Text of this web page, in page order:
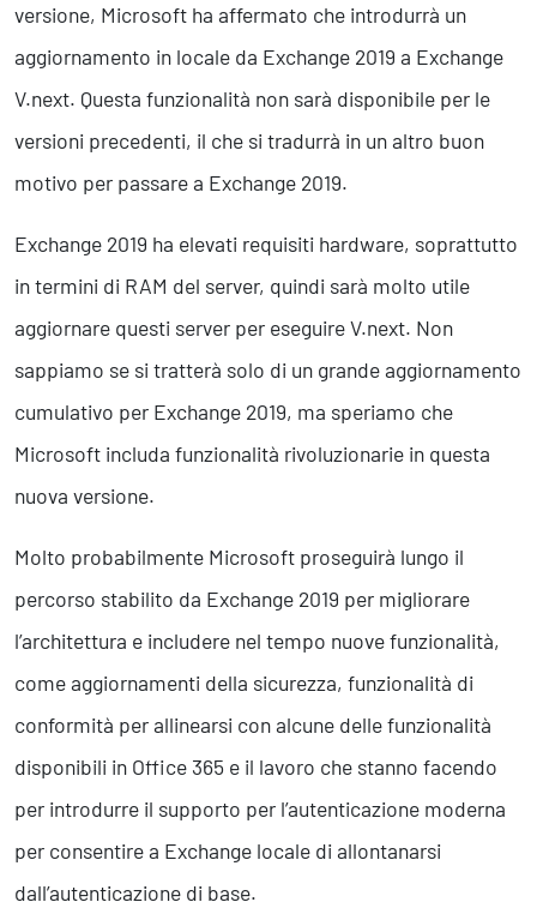
versione, Microsoft ha affermato che introdurrà un
aggiornamento in locale da Exchange 2019 a Exchange
V.next. Questa funzionalità non sarà disponibile per le
versioni precedenti, il che si tradurrà in un altro buon
motivo per passare a Exchange 2019.
Exchange 2019 ha elevati requisiti hardware, soprattutto
in termini di RAM del server, quindi sarà molto utile
aggiornare questi server per eseguire V.next. Non
sappiamo se si tratterà solo di un grande aggiornamento
cumulativo per Exchange 2019, ma speriamo che
Microsoft includa funzionalità rivoluzionarie in questa
nuova versione.
Molto probabilmente Microsoft proseguirà lungo il
percorso stabilito da Exchange 2019 per migliorare
l’architettura e includere nel tempo nuove funzionalità,
come aggiornamenti della sicurezza, funzionalità di
conformità per allinearsi con alcune delle funzionalità
disponibili in Office 365 e il lavoro che stanno facendo
per introdurre il supporto per l’autenticazione moderna
per consentire a Exchange locale di allontanarsi
dall’autenticazione di base.